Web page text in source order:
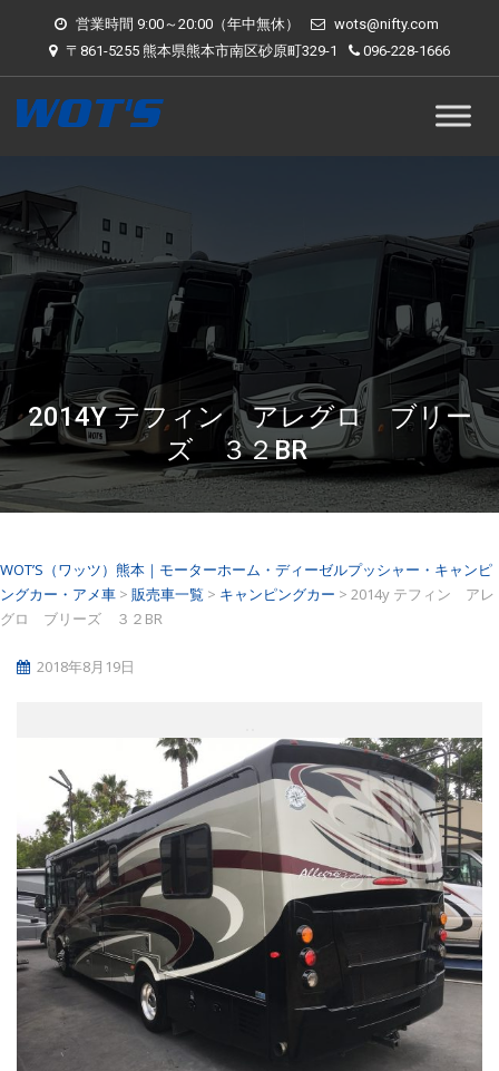
営業時間 9:00～20:00（年中無休）
wots@nifty.com
〒861-5255 熊本県熊本市南区砂原町329-1
096-228-1666
2014Y テフィン アレグロ ブリー
ズ ３２BR
WOT’S（ワッツ）熊本｜モーターホーム・ディーゼルプッシャー・キャンピ
ングカー・アメ車 > 販売車一覧 > キャンピングカー > 2014y テフィン アレ
グロ ブリーズ ３２BR
2018年8月19日